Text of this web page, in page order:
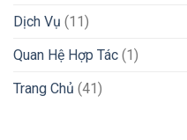
Dịch Vụ (11)
Quan Hệ Hợp Tác (1)
Trang Chủ (41)